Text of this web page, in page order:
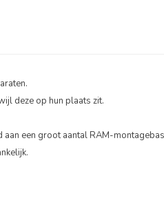
deze op hun plaats zit.
aan een groot aantal RAM-